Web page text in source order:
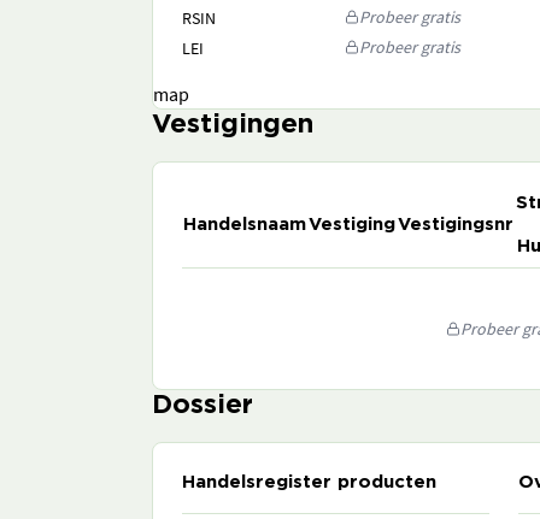
RSIN
Probeer gratis
LEI
Probeer gratis
map
Vestigingen
HandelsnaamVestigingVestigingsnr
Probeer
Dossier
Handelsregister producten